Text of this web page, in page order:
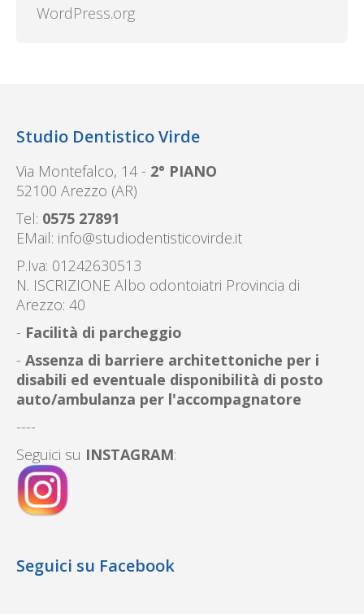
WordPress.org
Studio Dentistico Virde
Via Montefalco, 14 - 2° PIANO
52100 Arezzo (AR)
Tel: 0575 27891
EMail: info@studiodentisticovirde.it
P.Iva: 01242630513
N. ISCRIZIONE Albo odontoiatri Provincia di
Arezzo: 40
- Facilità di parcheggio
- Assenza di barriere architettoniche per i
disabili ed eventuale disponibilità di posto
auto/ambulanza per l'accompagnatore
----
Seguici su INSTAGRAM:
Seguici su Facebook